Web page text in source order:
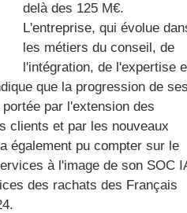
delà des 125 M€.
L'entreprise, qui évolue
les métiers du conseil, de
l'intégration, de l'expertise
que la progression de
par l'extension des
clients et par les nouveaux
également pu compter sur le
à l'image de son SOC
des rachats des Français